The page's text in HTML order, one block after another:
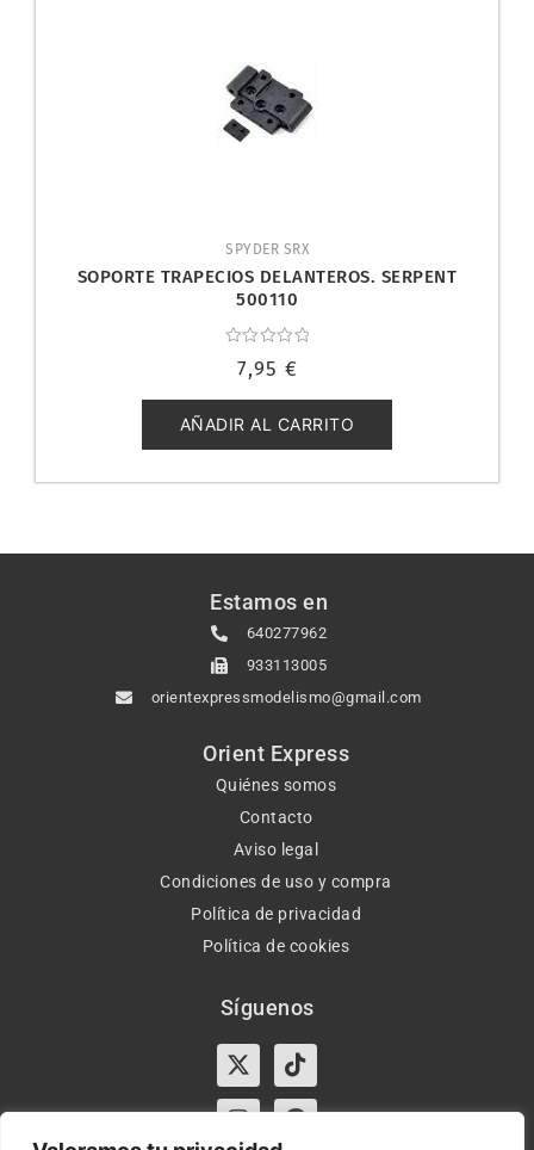
SPYDER SRX
SOPORTE TRAPECIOS DELANTEROS. SERPENT
500110
con
de
5
7,95 €
AÑADIR AL CARRITO
Estamos en
640277962
933113005
orientexpressmodelismo@gmail.com
Orient Express
Quiénes somos
Contacto
Aviso legal
Condiciones de uso y compra
Política de privacidad
Política de cookies
Síguenos
X-
twitter
Tiktok
InstagramFacebook